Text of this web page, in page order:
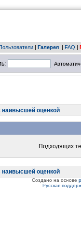
| Галерея | FAQ |
наивысшей оценкой
Подходящих
наивысшей оценкой
Создано на основе
Русская